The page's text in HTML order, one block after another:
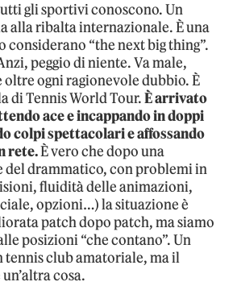
gli sportivi conoscono. Un
alla ribalta internazionale. È una
considerano “the next big thing”.
peggio di niente. Va male,
ogni ragionevole dubbio. È
di Tennis World Tour.È arrivato
ace e incappando in doppi
colpi spettacolari e affossando
rete.È vero che dopo una
del drammatico, con problemi in
fluidità delle animazioni,
opzioni…) la situazione è
patch dopo patch, ma siamo
posizioni “che contano”. Un
tennis club amatoriale, ma il
cosa.